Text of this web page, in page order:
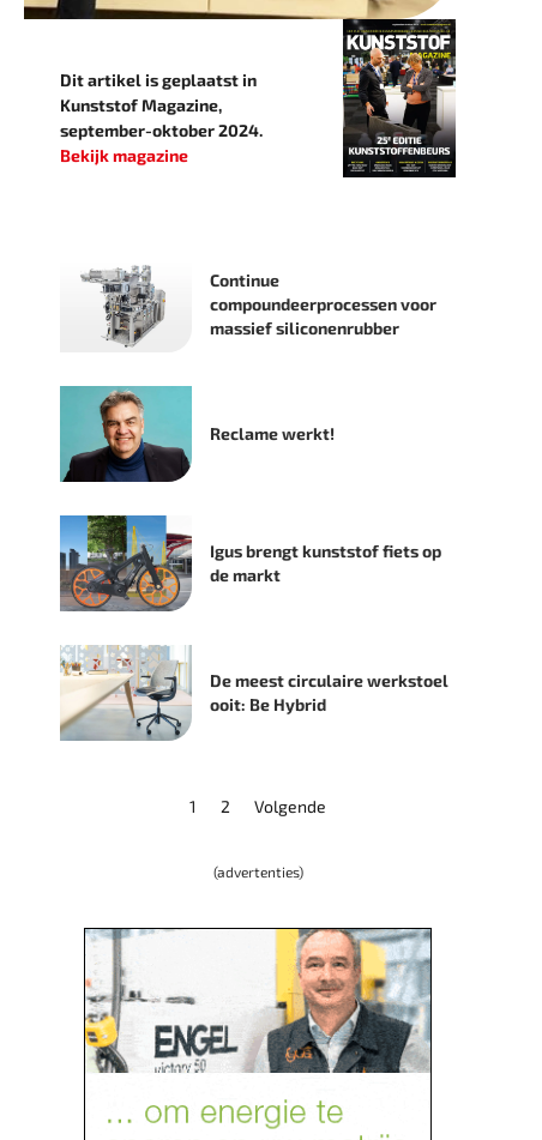
Dit artikel is geplaatst in
Kunststof Magazine,
september-oktober 2024.
Bekijk magazine
Continue
compoundeerprocessen voor
massief siliconenrubber
Reclame werkt!
Igus brengt kunststof fiets op
de markt
De meest circulaire werkstoel
ooit: Be Hybrid
1 2 Volgende
(advertenties)